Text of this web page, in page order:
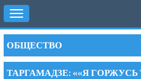
Toggle
navigation
ОБЩЕСТВО
ТАРГАМАДЗЕ: ««Я